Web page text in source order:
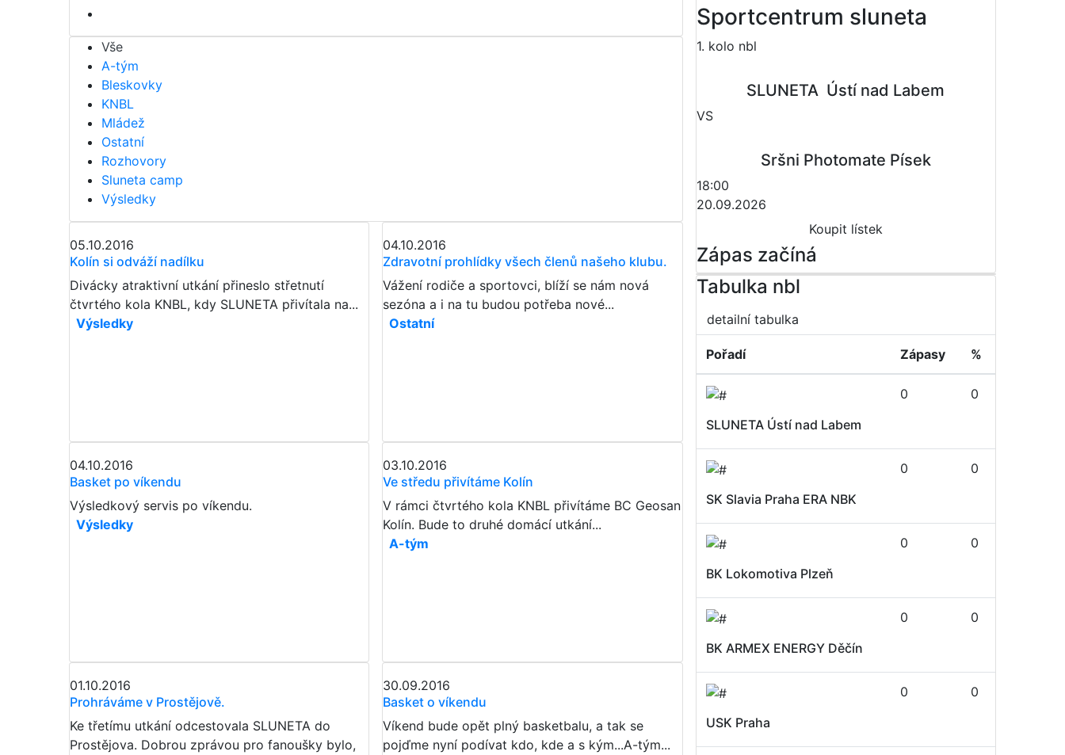
Vše
A-tým
Bleskovky
KNBL
Mládež
Ostatní
Rozhovory
Sluneta camp
Výsledky
05.10.2016
Kolín si odváží nadílku
Divácky atraktivní utkání přineslo střetnutí
čtvrtého kola KNBL, kdy SLUNETA přivítala na...
Výsledky
04.10.2016
Zdravotní prohlídky všech členů našeho klubu.
Vážení rodiče a sportovci, blíží se nám nová
sezóna a i na tu budou potřeba nové...
Ostatní
04.10.2016
Basket po víkendu
Výsledkový servis po víkendu.
Výsledky
03.10.2016
Ve středu přivítáme Kolín
V rámci čtvrtého kola KNBL přivítáme BC Geosan
Kolín. Bude to druhé domácí utkání...
A-tým
01.10.2016
Prohráváme v Prostějově.
Ke třetímu utkání odcestovala SLUNETA do
Prostějova. Dobrou zprávou pro fanoušky bylo,
30.09.2016
Basket o víkendu
Víkend bude opět plný basketbalu, a tak se
pojďme nyní podívat kdo, kde a s kým...A-tým...
Sportcentrum sluneta
1. kolo nbl
SLUNETA  Ústí nad Labem
VS
Sršni Photomate Písek
18:00
20.09.2026
Koupit lístek
Zápas začíná
Tabulka nbl
detailní tabulka
Pořadí Zápasy %
SLUNETA Ústí nad Labem
0 0
SK Slavia Praha ERA NBK
0 0
BK Lokomotiva Plzeň
0 0
BK ARMEX ENERGY Děčín
0 0
USK Praha
0 0